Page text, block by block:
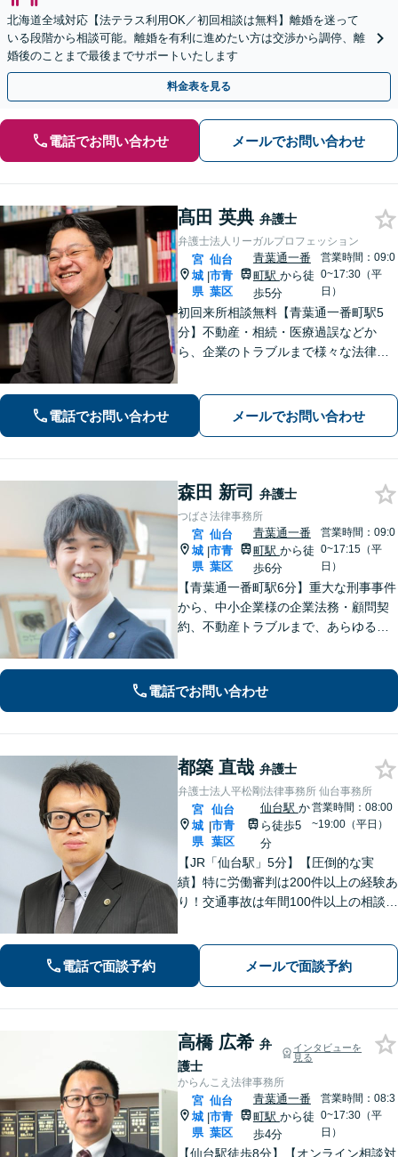
北海道全域対応【法テラス利用OK／初回相談は無料】離婚を迷って
いる段階から相談可能。離婚を有利に進めたい方は交渉から調停、離
婚後のことまで最後までサポートいたします
料金表を見る
電話でお問い合わせ メールでお問い合わせ
髙田 英典 弁護士
弁護士法人リーガルプロフェッション
宮
城
県
|
仙台
市青
葉区
青葉通一番
町駅 から徒
歩5分
営業時間：09:0
0~17:30（平
日）
初回来所相談無料【青葉通一番町駅5
分】不動産・相続・医療過誤などか
ら、企業のトラブルまで様々な法律問
くことを最も重視しています。お困り
の方はご相談ください。9名の弁護士が
電話でお問い合わせ メールでお問い合わせ
森田 新司 弁護士
つばさ法律事務所
宮
城
県
|
仙台
市青
葉区
青葉通一番
町駅 から徒
歩6分
営業時間：09:0
0~17:15（平
日）
【青葉通一番町駅6分】重大な刑事事件
から、中小企業様の企業法務・顧問契
約、不動産トラブルまで、あらゆる法
もございます。一人で抱え込まず、ま
電話でお問い合わせ
都築 直哉 弁護士
弁護士法人平松剛法律事務所 仙台事務所
宮
城
県
|
仙台
市青
葉区
仙台駅 か
ら徒歩5
分
営業時間：08:00
~19:00（平日）
【JR「仙台駅」5分】【圧倒的な実
績】特に労働審判は200件以上の経験あ
り！交通事故は年間100件以上の相談対
士資格あり】【中小企業診断士資格あ
り】【東北大学法学研究科助教も経
電話で面談予約 メールで面談予約
高橋 広希 弁
護士
インタビューを
見る
からんこえ法律事務所
宮
城
県
|
仙台
市青
葉区
青葉通一番
町駅 から徒
歩4分
営業時間：08:3
0~17:30（平
日）
【仙台駅徒歩8分】【オンライン相談対